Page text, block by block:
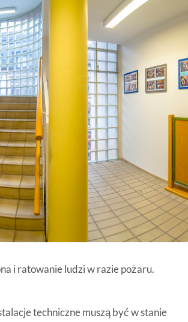
i ratowanie ludzi w razie pożaru.
techniczne muszą być w stanie